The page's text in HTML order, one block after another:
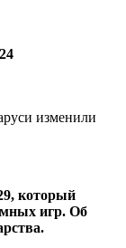
который
игр. Об